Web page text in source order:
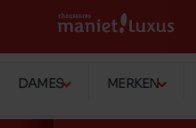
DAMES MERKEN